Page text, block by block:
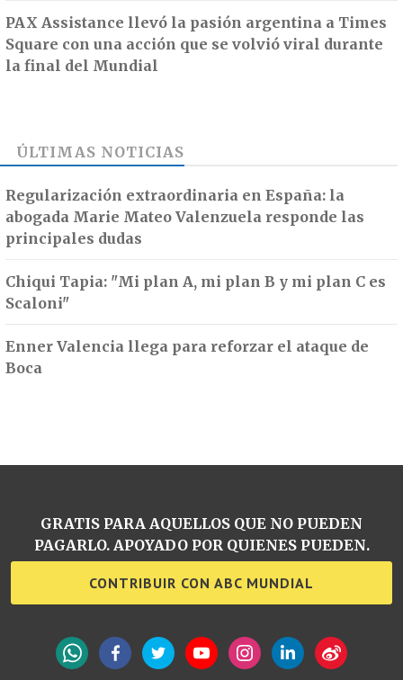
PAX Assistance llevó la pasión argentina a Times
Square con una acción que se volvió viral durante
la final del Mundial
ÚLTIMAS NOTICIAS
Regularización extraordinaria en España: la
abogada Marie Mateo Valenzuela responde las
principales dudas
Chiqui Tapia: "Mi plan A, mi plan B y mi plan C es
Scaloni"
Enner Valencia llega para reforzar el ataque de
Boca
GRATIS PARA AQUELLOS QUE NO PUEDEN
PAGARLO. APOYADO POR QUIENES PUEDEN.
CONTRIBUIR CON ABC MUNDIAL